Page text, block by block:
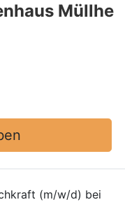
Müllhe
(m/w/d) bei